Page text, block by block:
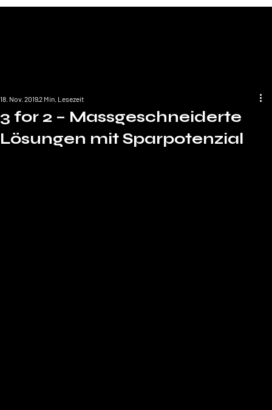
3 for 2 – Massgeschneiderte
Lösungen mit Sparpotenzial
18. Nov. 20192 Min. Lesezeit